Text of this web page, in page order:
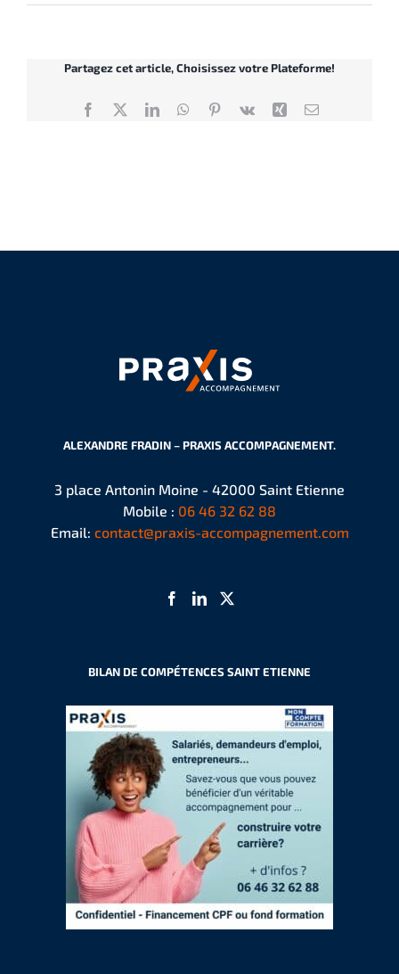
Partagez cet article, Choisissez votre Plateforme!
Facebook
X LinkedInWhatsApp
Pinterest
Vk Xing Email
ALEXANDRE FRADIN – PRAXIS ACCOMPAGNEMENT.
3 place Antonin Moine - 42000 Saint Etienne
Mobile : 06 46 32 62 88
Email: contact@praxis-accompagnement.com
BILAN DE COMPÉTENCES SAINT ETIENNE